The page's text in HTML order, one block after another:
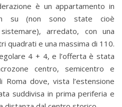
è un appartamento in
in su (non sono state cioè
arredato, con una
quadrati e una massima di 110.
4 + 4, e l’offerta è stata
centro, semicentro e
Roma dove, vista l’estensione
suddivisa in prima periferia e